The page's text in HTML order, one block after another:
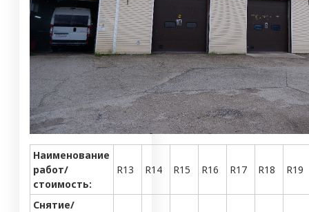
Наименование
работ/
стоимость:
R13 R14 R15 R16 R17 R18 R19
Снятие/